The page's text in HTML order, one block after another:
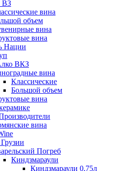
ВЗ
вина
объем
вина
вина
Нации
ВКЗ
вина
Классические
Большой объем
вина
вина
Погреб
Киндзмараули
Киндзмараули 0,75л